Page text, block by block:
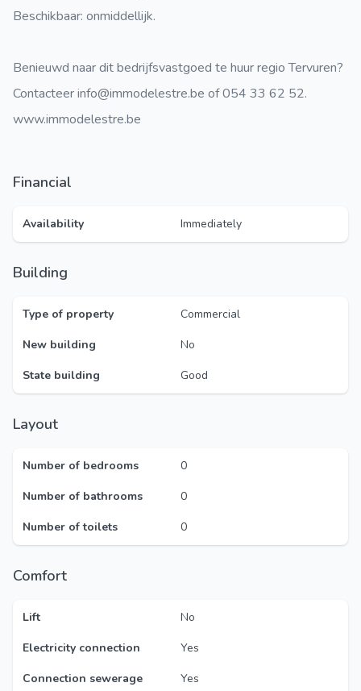
Beschikbaar: onmiddellijk.
Benieuwd naar dit bedrijfsvastgoed te huur regio Tervuren?
Contacteer info@immodelestre.be of 054 33 62 52.
www.immodelestre.be
Financial
Availability Immediately
Building
Type of property
Commercial
New building
No
State building
Good
Layout
Number of bedrooms
0
Number of bathrooms
0
Number of toilets
0
Comfort
Lift
No
Electricity connection
Yes
Connection sewerage
Yes